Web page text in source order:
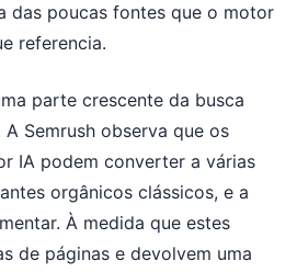
das poucas fontes que o motor
referencia.
parte crescente da busca
Semrush observa que os
IA podem converter a várias
orgânicos clássicos, e a
À medida que estes
de páginas e devolvem uma